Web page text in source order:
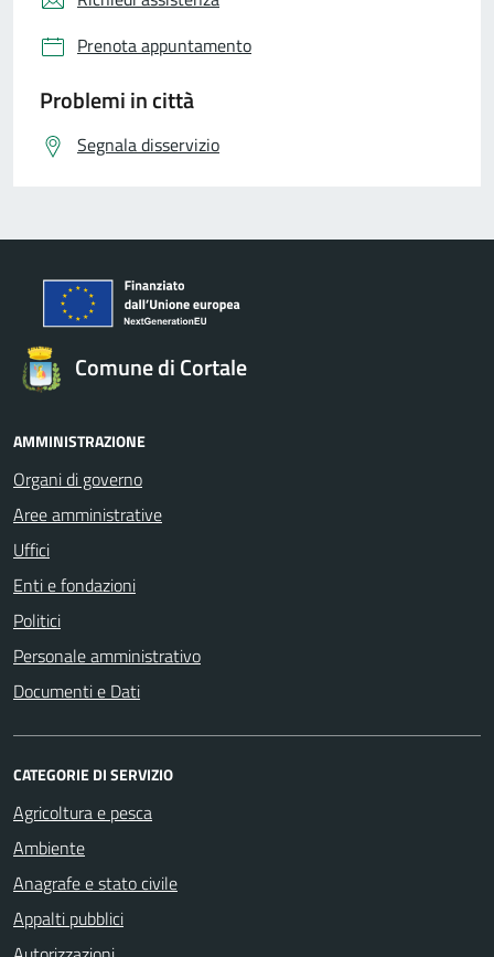
Prenota appuntamento
Problemi in città
Segnala disservizio
Comune di Cortale
AMMINISTRAZIONE
Organi di governo
Aree amministrative
Uffici
Enti e fondazioni
Politici
Personale amministrativo
Documenti e Dati
CATEGORIE DI SERVIZIO
Agricoltura e pesca
Ambiente
Anagrafe e stato civile
Appalti pubblici